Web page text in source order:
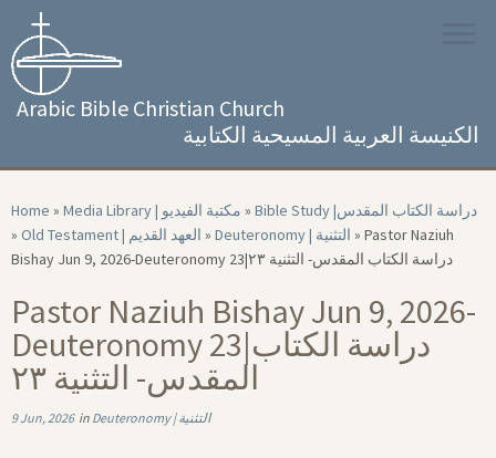
content
Arabic Bible Christian Church
الكنيسة العربية المسيحية الكتابية
Home » Media Library | مكتبة الفيديو »
Bible Study |‏ دراسة الكتاب المقدس
»
Old Testament | العهد القديم » Deuteronomy | التثنية » Pastor Naziuh
Bishay Jun 9, 2026-Deuteronomy 23|‏ دراسة الكتاب المقدس- التثنية ۲۳
Pastor Naziuh Bishay Jun 9, 2026-
Deuteronomy 23|‏ دراسة الكتاب
المقدس- التثنية ۲۳
9 Jun, 2026in Deuteronomy | التثنية